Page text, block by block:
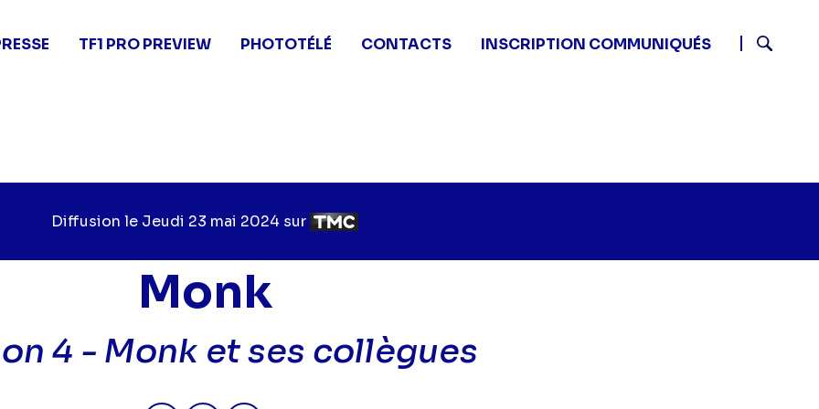
TF1 PRO PREVIEW PHOTOTÉLÉ CONTACTS
INSCRIPTION COMMUNIQUÉS
Diffusion le Jour
diffusion
Jeudi 23 mai 2024 sur Chaîne
diffusion
Monk
4 - Monk et ses collègues